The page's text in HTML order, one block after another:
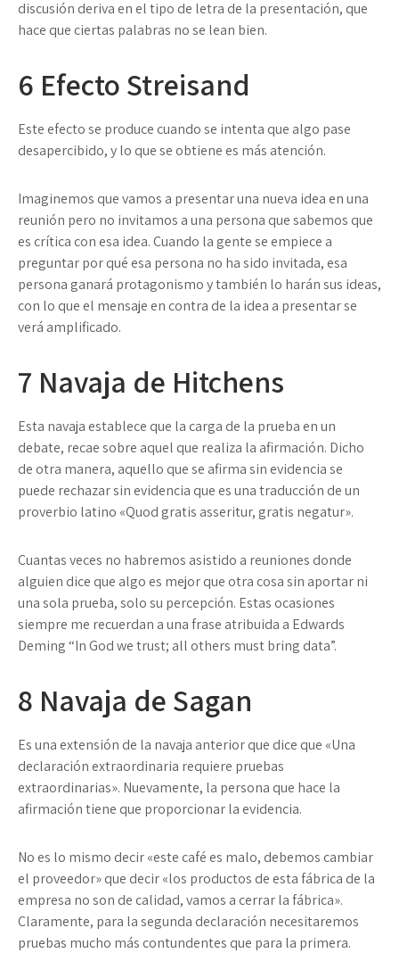
discusión deriva en el tipo de letra de la presentación, que
hace que ciertas palabras no se lean bien.
6 Efecto Streisand
Este efecto se produce cuando se intenta que algo pase
desapercibido, y lo que se obtiene es más atención.
Imaginemos que vamos a presentar una nueva idea en una
reunión pero no invitamos a una persona que sabemos que
es crítica con esa idea. Cuando la gente se empiece a
preguntar por qué esa persona no ha sido invitada, esa
persona ganará protagonismo y también lo harán sus ideas,
con lo que el mensaje en contra de la idea a presentar se
verá amplificado.
7 Navaja de Hitchens
Esta navaja establece que la carga de la prueba en un
debate, recae sobre aquel que realiza la afirmación. Dicho
de otra manera, aquello que se afirma sin evidencia se
puede rechazar sin evidencia que es una traducción de un
proverbio latino «Quod gratis asseritur, gratis negatur».
Cuantas veces no habremos asistido a reuniones donde
alguien dice que algo es mejor que otra cosa sin aportar ni
una sola prueba, solo su percepción. Estas ocasiones
siempre me recuerdan a una frase atribuida a Edwards
Deming “In God we trust; all others must bring data”.
8 Navaja de Sagan
Es una extensión de la navaja anterior que dice que «Una
declaración extraordinaria requiere pruebas
extraordinarias». Nuevamente, la persona que hace la
afirmación tiene que proporcionar la evidencia.
No es lo mismo decir «este café es malo, debemos cambiar
el proveedor» que decir «los productos de esta fábrica de la
empresa no son de calidad, vamos a cerrar la fábrica».
Claramente, para la segunda declaración necesitaremos
pruebas mucho más contundentes que para la primera.